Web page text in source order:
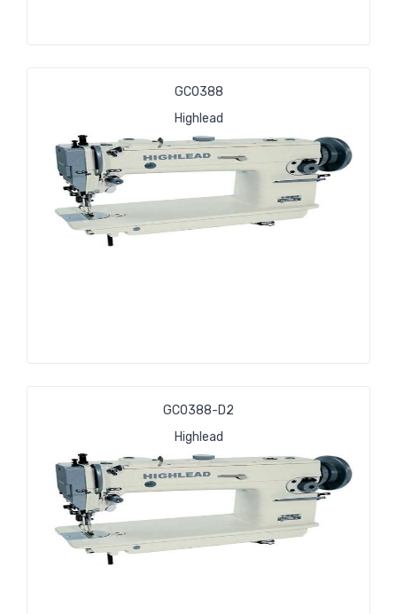
GС0388
Highlead
GС0388-D2
Highlead